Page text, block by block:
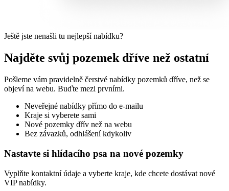
Ještě jste nenašli tu nejlepší nabídku?
Najděte svůj pozemek dříve než ostatní
Pošleme vám pravidelně čerstvé nabídky pozemků dříve, než se
objeví na webu. Buďte mezi prvními.
Neveřejné nabídky přímo do e-mailu
Kraje si vyberete sami
Nové pozemky dřív než na webu
Bez závazků, odhlášení kdykoliv
Nastavte si hlídacího psa na nové pozemky
Vyplňte kontaktní údaje a vyberte kraje, kde chcete dostávat nové
VIP nabídky.